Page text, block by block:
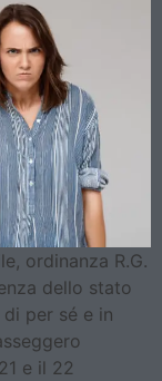
ordinanza R.G.
dello stato
per sé e in
e il 22